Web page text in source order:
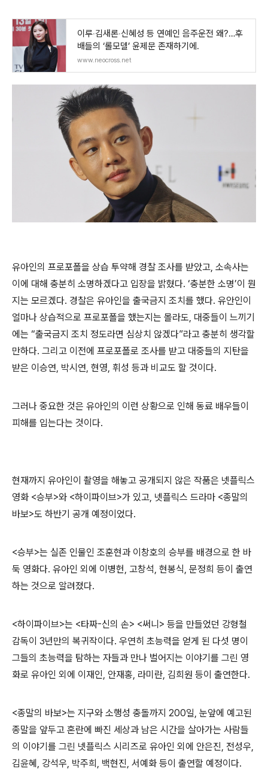
이루‧김새론‧신혜성 등 연예인 음주운전 왜?…후
배들의 ‘롤모델’ 윤제문 존재하기에.
www.neocross.net
유아인의 프로포폴을 상습 투약해 경찰 조사를 받았고, 소속사는
이에 대해 충분히 소명하겠다고 입장을 밝혔다. ‘충분한 소명’이 뭔
지는 모르겠다. 경찰은 유아인을 출국금지 조치를 했다. 유안인이
얼마나 상습적으로 프로포폴을 했는지는 몰라도, 대중들이 느끼기
에는 “출국금지 조치 정도라면 심상치 않겠다”라고 충분히 생각할
만하다. 그리고 이전에 프로포폴로 조사를 받고 대중들의 지탄을
받은 이승연, 박시연, 현영, 휘성 등과 비교도 할 것이다.
그러나 중요한 것은 유아인의 이런 상황으로 인해 동료 배우들이
피해를 입는다는 것이다.
현재까지 유아인이 촬영을 해놓고 공개되지 않은 작품은 넷플릭스
영화 <승부>와 <하이파이브>가 있고, 넷플릭스 드라마 <종말의
바보>도 하반기 공개 예정이었다.
<승부>는 실존 인물인 조훈현과 이창호의 승부를 배경으로 한 바
둑 영화다. 유아인 외에 이병헌, 고창석, 현봉식, 문정희 등이 출연
하는 것으로 알려졌다.
<하이파이브>는 <타짜-신의 손> <써니 > 등을 만들었던 강형철
감독이 3년만의 복귀작이다. 우연히 초능력을 얻게 된 다섯 명이
그들의 초능력을 탐하는 자들과 만나 벌어지는 이야기를 그린 영
화로 유아인 외에 이재인, 안재홍, 라미란, 김희원 등이 출연한다.
<종말의 바보>는 지구와 소행성 충돌까지 200일, 눈앞에 예고된
종말을 앞두고 혼란에 빠진 세상과 남은 시간을 살아가는 사람들
의 이야기를 그린 넷플릭스 시리즈로 유아인 외에 안은진, 전성우,
김윤혜 , 강석우, 박주희 , 백현진, 서예화 등이 출연할 예정이다.